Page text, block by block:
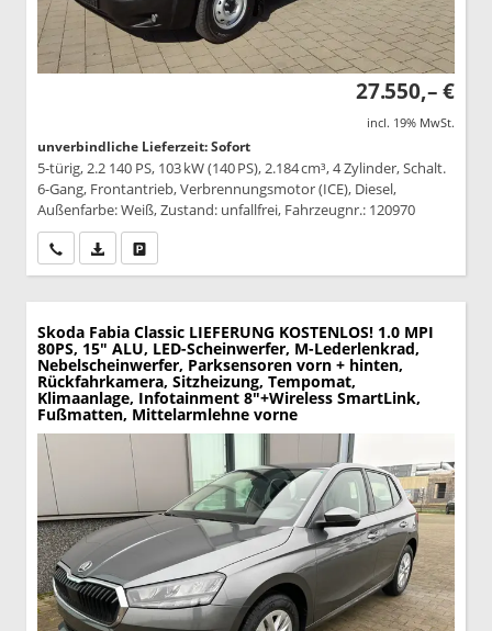
27.550,– €
incl. 19% MwSt.
unverbindliche Lieferzeit: Sofort
5-türig, 2.2 140 PS, 103 kW (140 PS), 2.184 cm³, 4 Zylinder, Schalt.
6-Gang, Frontantrieb, Verbrennungsmotor (ICE), Diesel,
Außenfarbe: Weiß, Zustand: unfallfrei, Fahrzeugnr.: 120970
Wir rufen Sie anPDF-Datei, Fahrzeugexposé drucken
Skoda Fabia Classic LIEFERUNG KOSTENLOS! 1.0 MPI
80PS, 15" ALU, LED-Scheinwerfer, M-Lederlenkrad,
Nebelscheinwerfer, Parksensoren vorn + hinten,
Rückfahrkamera, Sitzheizung, Tempomat,
Klimaanlage, Infotainment 8"+Wireless SmartLink,
Fußmatten, Mittelarmlehne vorne